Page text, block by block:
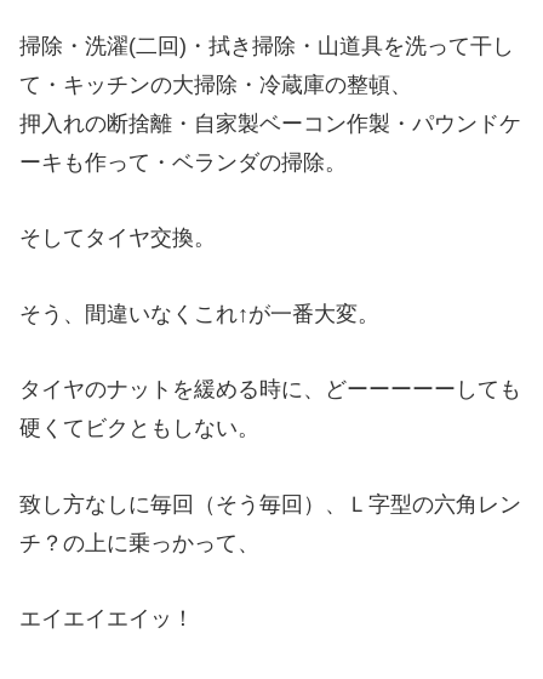
掃除・洗濯(二回)・拭き掃除・山道具を洗って干し
て・キッチンの大掃除・冷蔵庫の整頓、
押入れの断捨離・自家製ベーコン作製・パウンドケ
ーキも作って・ベランダの掃除。
そしてタイヤ交換。
そう、間違いなくこれ↑が一番大変。
タイヤのナットを緩める時に、どーーーーーしても
硬くてビクともしない。
致し方なしに毎回（そう毎回）、Ｌ字型の六角レン
チ？の上に乗っかって、
エイエイエイッ！